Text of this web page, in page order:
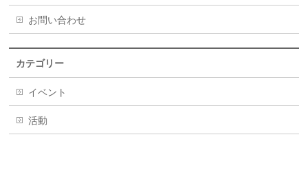
お問い合わせ
カテゴリー
イベント
活動